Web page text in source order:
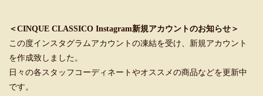
＜CINQUE CLASSICO Instagram新規アカウントのお知らせ＞
この度インスタグラムアカウントの凍結を受け、新規アカウント
を作成致しました。
日々の各スタッフコーディネートやオススメの商品などを更新中
です。